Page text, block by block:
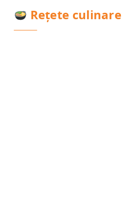
conținut
Rețete culinare